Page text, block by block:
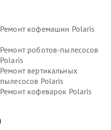
Ремонт кофемашин Polaris
Ремонт роботов-пылесосов
Polaris
Ремонт вертикальных
пылесосов Polaris
Ремонт кофеварок Polaris